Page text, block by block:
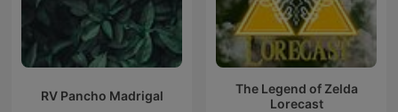
RV Pancho Madrigal
The Legend of Zelda
Lorecast